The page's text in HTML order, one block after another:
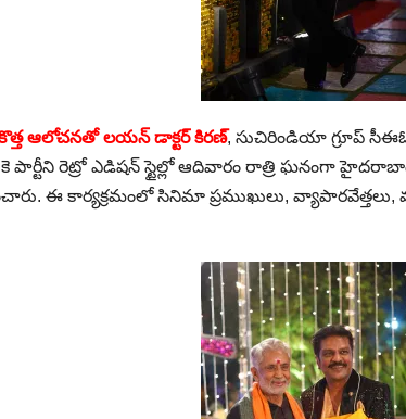
కొత్త ఆలోచన‌తో లయన్ డాక్టర్ కిరణ్, సుచిరిండియా గ్రూప్
కె పార్టీని రెట్రో ఎడిషన్ స్టైల్లో ఆదివారం రాత్రి ఘనంగా
ఈ కార్యక్రమంలో సినిమా ప్రముఖులు, వ్యాపారవేత్తలు,